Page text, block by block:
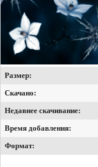
Размер:
Скачано:
Недавнее скачивание:
Время добавления:
Формат: